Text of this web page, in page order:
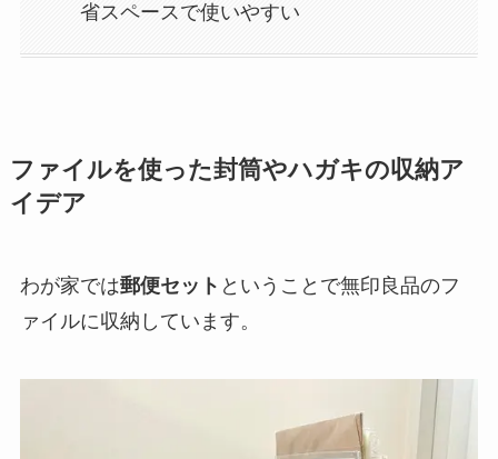
省スペースで使いやすい
ファイルを使った封筒やハガキの収納ア
イデア
わが家では郵便セット ということで無印良品のフ
ァイルに収納しています。